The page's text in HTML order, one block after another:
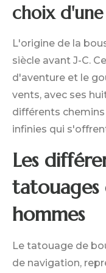
choix d'une
L'origine de la
siècle avant J-C.
d'aventure et le
vents, avec ses
différents
infinies qui
Les
tatouages
hommes
Le tatouage de
de navigation,